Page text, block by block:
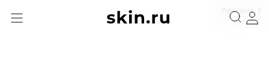
Реклама